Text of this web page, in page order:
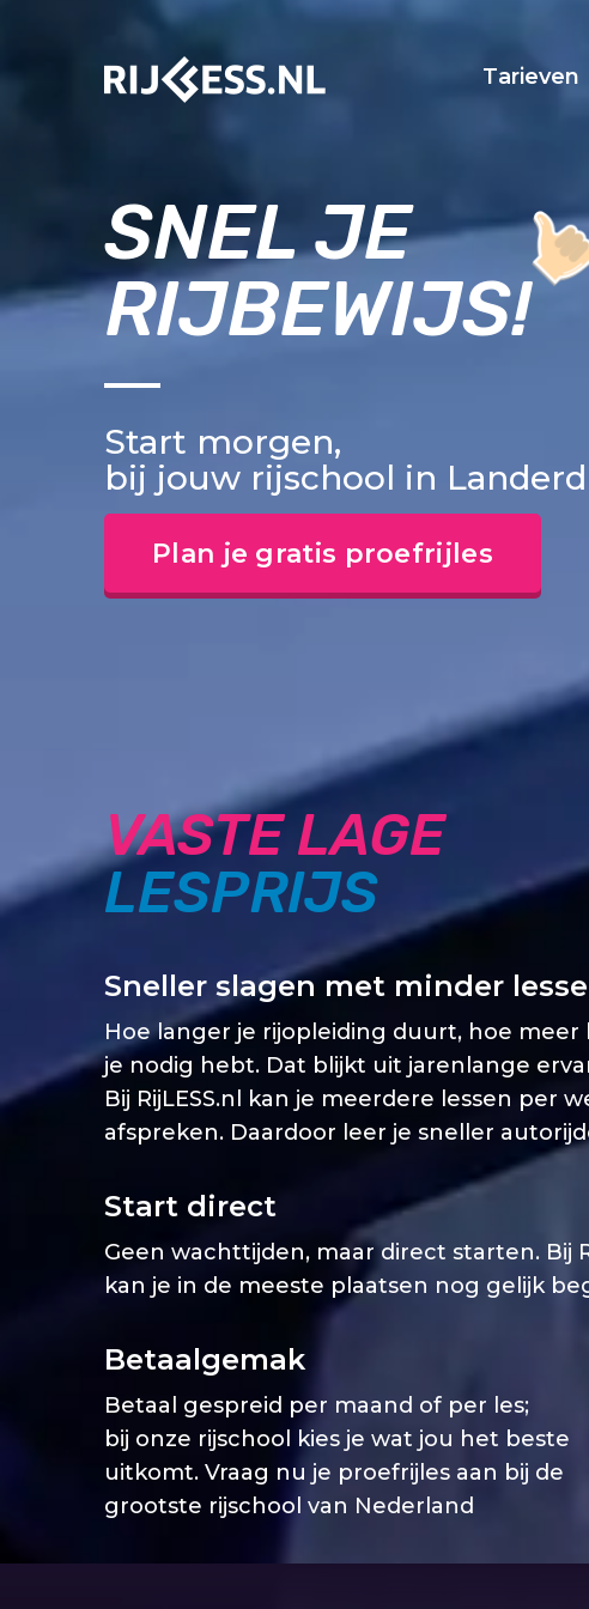
Tarieven
SNEL JE
RIJBEWIJS!
Start morgen,
bij jouw rijschool in Landerd
Plan je gratis proefrijles
VASTE LAGE
LESPRIJS
Sneller slagen met minder
Hoe langer je rijopleiding duurt, hoe meer
je nodig hebt. Dat blijkt uit jarenlange
Bij RijLESS.nl kan je meerdere lessen per
afspreken. Daardoor leer je sneller
Start direct
Geen wachttijden, maar direct starten. Bij
kan je in de meeste plaatsen nog gelijk
Betaalgemak
Betaal gespreid per maand of per les;
bij onze rijschool kies je wat jou het beste
uitkomt. Vraag nu je proefrijles aan bij de
grootste rijschool van Nederland